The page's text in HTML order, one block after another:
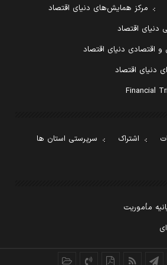
مرکز همایش‌های دنیای اقتصاد
دنیای اقتصاد
اقتصادی دنیای اقتصاد
دنیای اقتصاد
اشتراک
سرپرستی استان ها
مأموریت